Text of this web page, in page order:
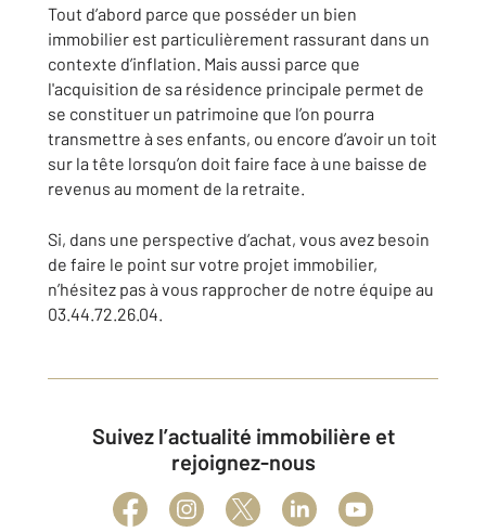
Tout d’abord parce que posséder un bien
immobilier est particulièrement rassurant dans un
contexte d’inflation. Mais aussi parce que
l'acquisition de sa résidence principale permet de
se constituer un patrimoine que l’on pourra
transmettre à ses enfants, ou encore d’avoir un toit
sur la tête lorsqu’on doit faire face à une baisse de
revenus au moment de la retraite.
Si, dans une perspective d’achat, vous avez besoin
de faire le point sur votre projet immobilier,
n’hésitez pas à vous rapprocher de notre équipe au
03.44.72.26.04.
Suivez l’actualité immobilière et
rejoignez-nous